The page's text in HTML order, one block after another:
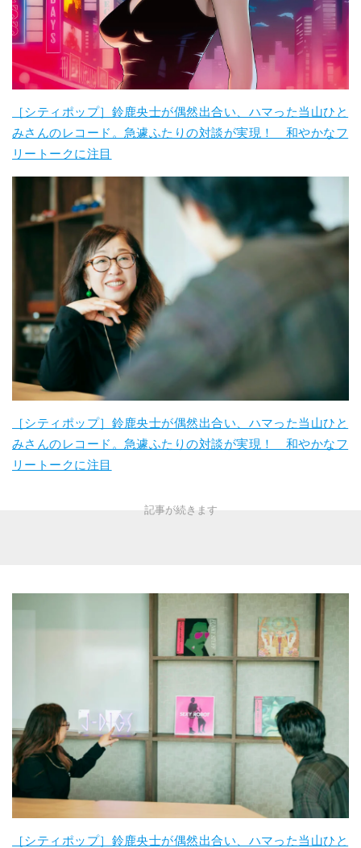
［シティポップ］鈴鹿央士が偶然出合い、ハマった当山ひと
みさんのレコード。急遽ふたりの対談が実現！ 和やかなフ
リートークに注目
［シティポップ］鈴鹿央士が偶然出合い、ハマった当山ひと
みさんのレコード。急遽ふたりの対談が実現！ 和やかなフ
リートークに注目
［シティポップ］鈴鹿央士が偶然出合い、ハマった当山ひと